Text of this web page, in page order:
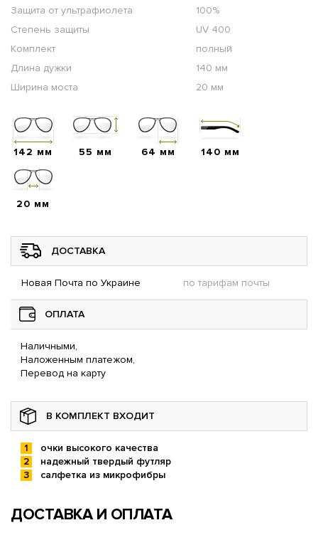
Защита от ультрафиолета
100%
Степень защиты
UV 400
Комплект
полный
Длина дужки
140 мм
Ширина моста
20 мм
142 мм 55 мм 64 мм 140 мм
20 мм
ДОСТАВКА
Новая Почта по Украине по тарифам почты
ОПЛАТА
Наличными,
Наложенным платежом,
Перевод на карту
В КОМПЛЕКТ ВХОДИТ
очки высокого качества
надежный твердый футляр
салфетка из микрофибры
ДОСТАВКА И ОПЛАТА